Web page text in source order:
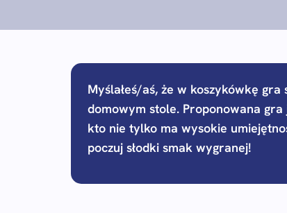
Myślałeś/aś, że w koszykówkę
domowym stole. Proponowana
kto nie tylko ma wysokie
poczuj słodki smak wygranej!